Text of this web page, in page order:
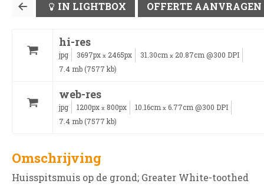
IN LIGHTBOX OFFERTE AANVRAGEN
hi-res
jpg 3697px x 2465px 31.30cm x 20.87cm @300 DPI
7.4 mb (7577 kb)
web-res
jpg 1200px x 800px 10.16cm x 6.77cm @300 DPI
7.4 mb (7577 kb)
Omschrijving
Huisspitsmuis op de grond; Greater White-toothed